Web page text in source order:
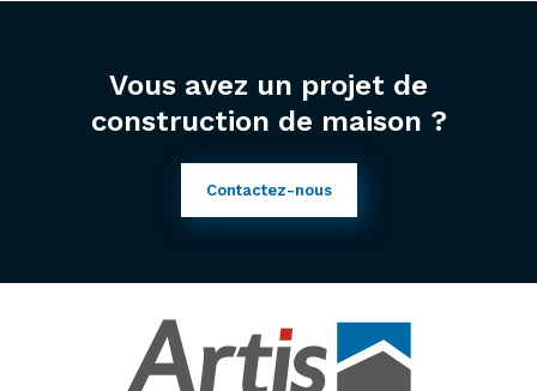
Vous avez un projet de
construction de maison ?
Contactez-nous